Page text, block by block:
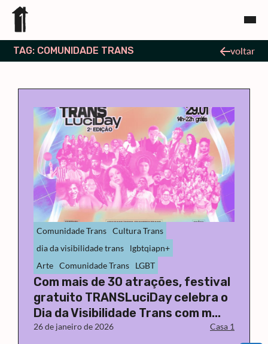
TAG: COMUNIDADE TRANS voltar
Comunidade Trans Cultura Trans
dia da visibilidade trans
lgbtqiapn+
Arte Comunidade Trans LGBT
Com mais de 30 atrações, festival
gratuito TRANSLuciDay celebra o
Dia da Visibilidade Trans com m...
26 de janeiro de 2026 Casa 1